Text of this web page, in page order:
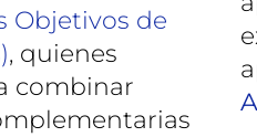
Objetivos de
, quienes
combinar